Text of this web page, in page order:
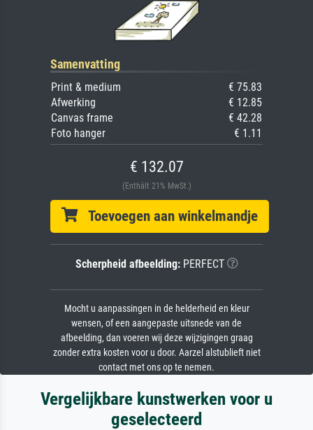
Samenvatting
Print & medium
€ 75.83
Afwerking
€ 12.85
Canvas frame
€ 42.28
Foto hanger
€ 1.11
€ 132.07
(Enthält 21% MwSt.)
Toevoegen aan winkelmandje
Scherpheid afbeelding:PERFECT
Mocht u aanpassingen in de helderheid en kleur
wensen, of een aangepaste uitsnede van de
afbeelding, dan voeren wij deze wijzigingen graag
zonder extra kosten voor u door. Aarzel alstublieft niet
contact met ons op te nemen.
Vergelijkbare kunstwerken voor u
geselecteerd